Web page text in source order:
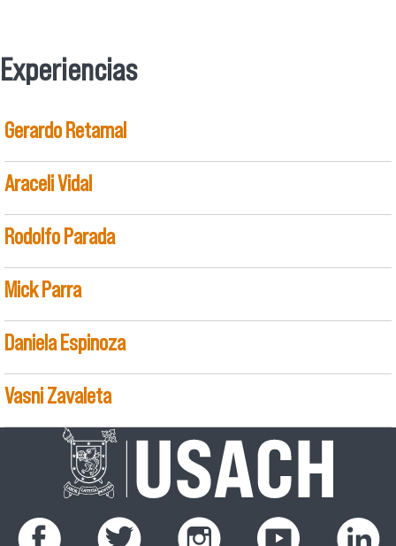
Se encuentra usted aquí
Experiencias
Gerardo Retamal
Araceli Vidal
Rodolfo Parada
Mick Parra
Daniela Espinoza
Vasni Zavaleta